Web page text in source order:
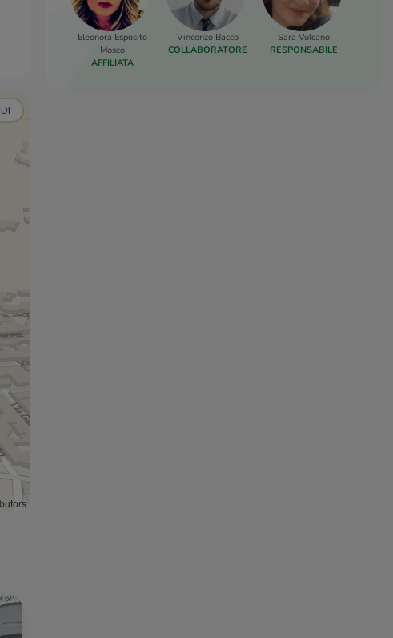
Eleonora Esposito
Mosco
AFFILIATA
Vincenzo Bacco
COLLABORATORE
Sara Vulcano
RESPONSABILE